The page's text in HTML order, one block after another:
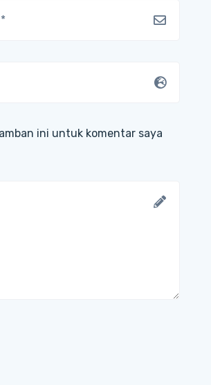
ini untuk komentar saya